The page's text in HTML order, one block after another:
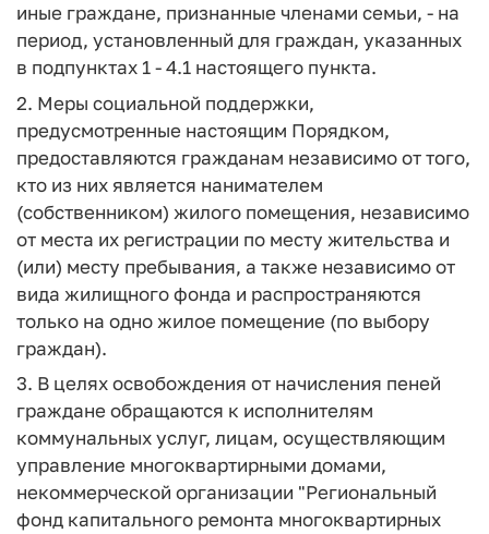
иные граждане, признанные членами семьи, - на
период, установленный для граждан, указанных
в подпунктах 1 - 4.1 настоящего пункта.
2. Меры социальной поддержки,
предусмотренные настоящим Порядком,
предоставляются гражданам независимо от того,
кто из них является нанимателем
(собственником) жилого помещения, независимо
от места их регистрации по месту жительства и
(или) месту пребывания, а также независимо от
вида жилищного фонда и распространяются
только на одно жилое помещение (по выбору
граждан).
3. В целях освобождения от начисления пеней
граждане обращаются к исполнителям
коммунальных услуг, лицам, осуществляющим
управление многоквартирными домами,
некоммерческой организации "Региональный
фонд капитального ремонта многоквартирных